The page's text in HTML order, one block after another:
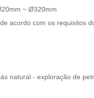
~ Ø320mm
acordo com os requisitos
natural - exploração de